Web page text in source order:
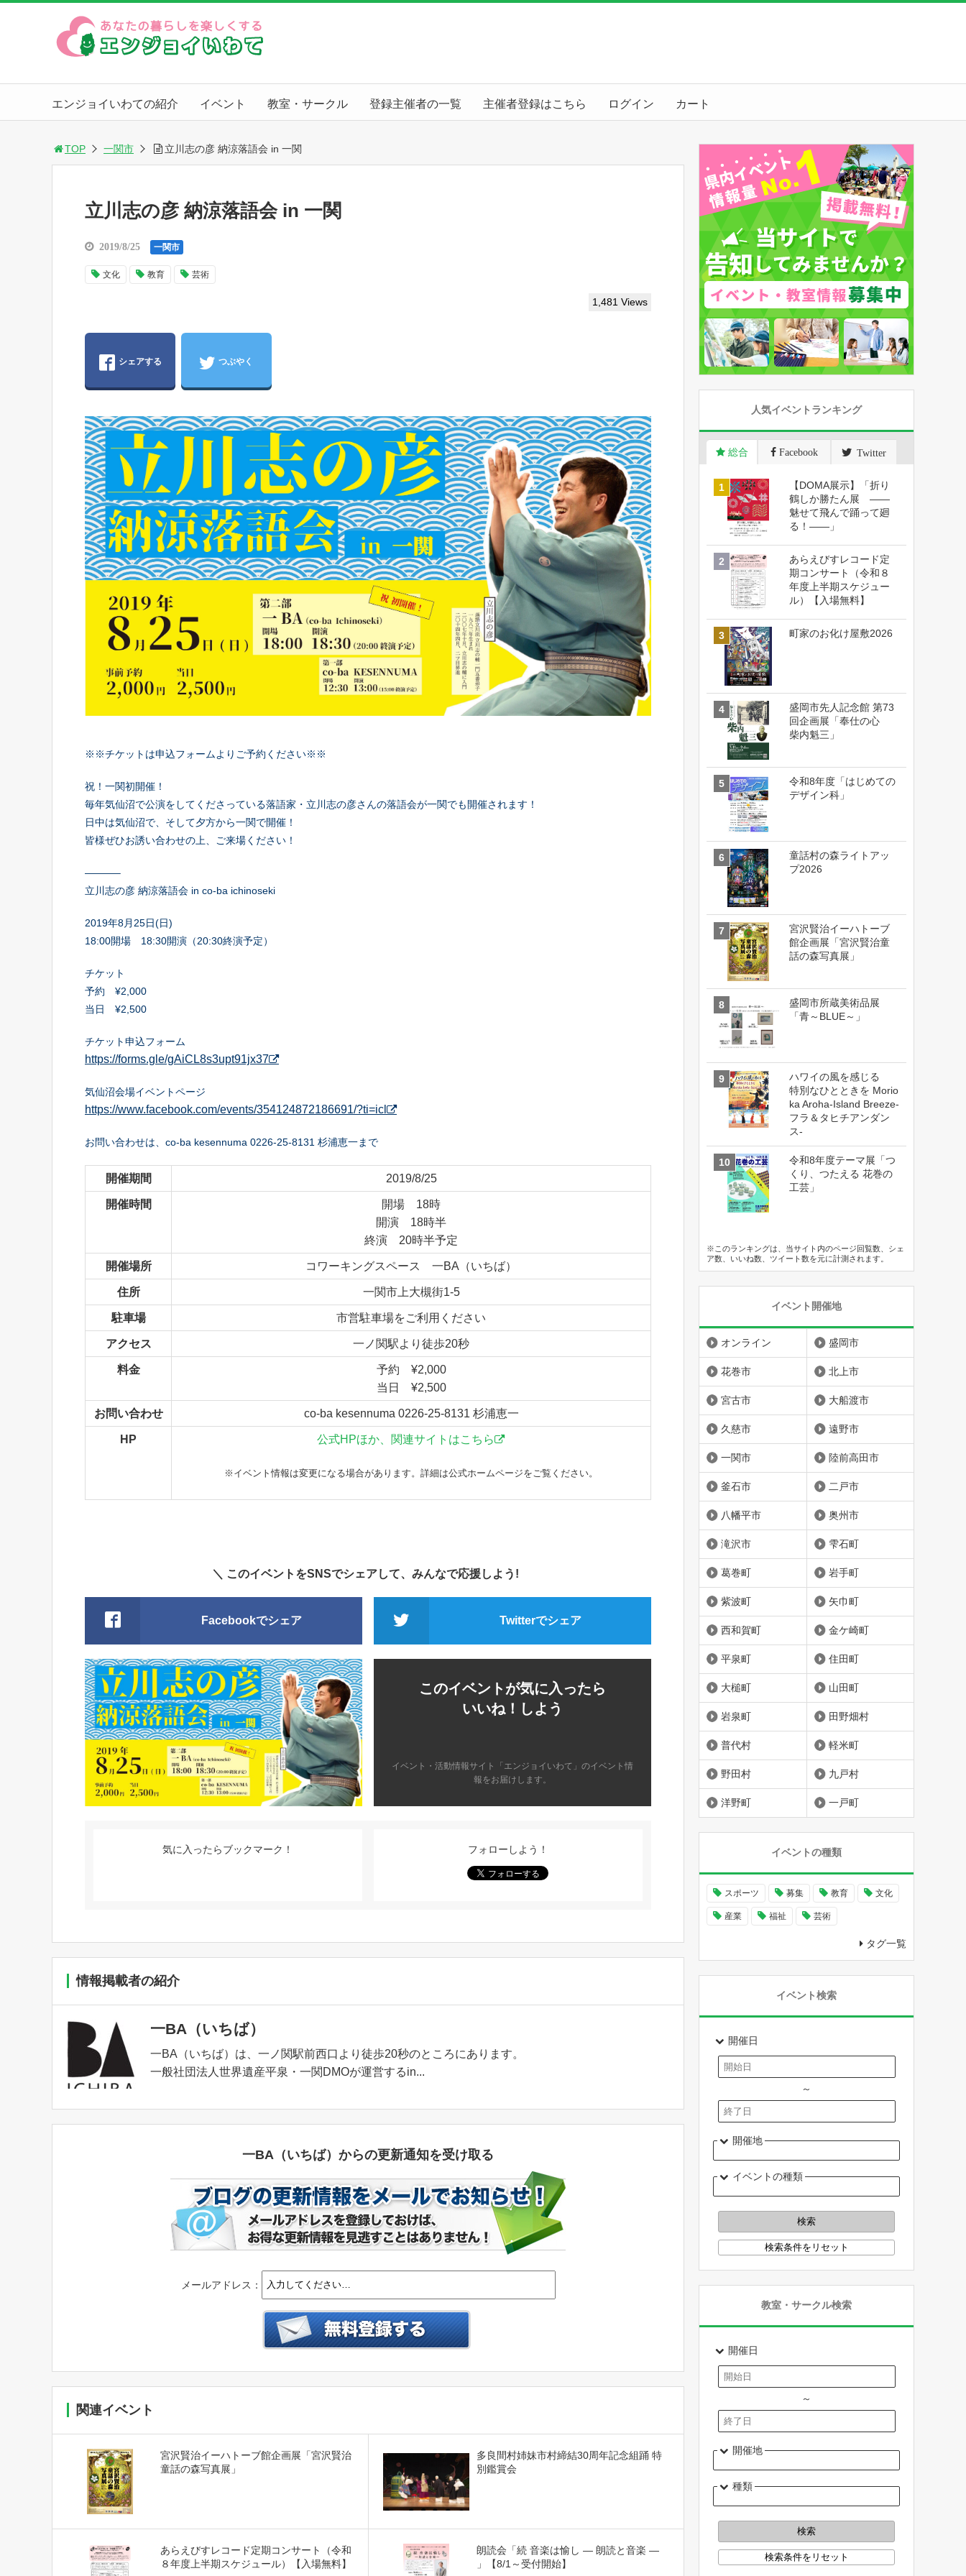
エンジョイいわての紹介 イベント 教室・サークル 登録主催者の一覧 主催者登録はこちら ログイン カート
TOP 一関市 立川志の彦 納涼落語会 in 一関
立川志の彦 納涼落語会 in 一関
2019/8/25 一関市
文化 教育 芸術
1,481 Views
シェアする つぶやく
※※チケットは申込フォームよりご予約ください※※
祝！一関初開催！
毎年気仙沼で公演をしてくださっている落語家・立川志の彦さんの落語会が一関でも開催されます！
日中は気仙沼で、そして夕方から一関で開催！
皆様ぜひお誘い合わせの上、ご来場ください！
———–
立川志の彦 納涼落語会 in co-ba ichinoseki
2019年8月25日(日)
18:00開場 18:30開演（20:30終演予定）
チケット
予約 ¥2,000
当日 ¥2,500
チケット申込フォーム
https://forms.gle/gAiCL8s3upt91jx37
気仙沼会場イベントページ
https://www.facebook.com/events/354124872186691/?ti=icl
お問い合わせは、co-ba kesennuma 0226-25-8131 杉浦恵一まで
開催期間 2019/8/25
開催時間
開場 18時
開演 18時半
終演 20時半予定
開催場所 コワーキングスペース 一BA（いちば）
住所 一関市上大槻街1-5
駐車場 市営駐車場をご利用ください
アクセス 一ノ関駅より徒歩20秒
料金
予約 ¥2,000
当日 ¥2,500
お問い合わせ co-ba kesennuma 0226-25-8131 杉浦恵一
HP 公式HPほか、関連サイトはこちら
※イベント情報は変更になる場合があります。詳細は公式ホームページをご覧ください。
＼ このイベントをSNSでシェアして、みんなで応援しよう!
Facebookでシェア Twitterでシェア
このイベントが気に入ったら
いいね！しよう
イベント・活動情報サイト「エンジョイいわて」のイベント情
報をお届けします。
気に入ったらブックマーク！ フォローしよう！
情報掲載者の紹介
一BA（いちば）
一BA（いちば）は、一ノ関駅前西口より徒歩20秒のところにあります。
一般社団法人世界遺産平泉・一関DMOが運営するin...
一BA（いちば）からの更新通知を受け取る
メールアドレス：
関連イベント
宮沢賢治イーハトーブ館企画展「宮沢賢治
童話の森写真展」
多良間村姉妹市村締結30周年記念組踊 特
別鑑賞会
あらえびすレコード定期コンサート（令和
８年度上半期スケジュール）【入場無料】
朗読会「続 音楽は愉し ― 朗読と音楽 ―
」【8/1～受付開始】
人気イベントランキング
総合 Facebook Twitter
【DOMA展示】「折り
鶴しか勝たん展 ――
魅せて飛んで踊って廻
る！――」
あらえびすレコード定
期コンサート（令和８
年度上半期スケジュー
ル）【入場無料】
町家のお化け屋敷2026
盛岡市先人記念館 第73
回企画展「奉仕の心
柴内魁三」
令和8年度「はじめての
デザイン科」
童話村の森ライトアッ
プ2026
宮沢賢治イーハトーブ
館企画展「宮沢賢治童
話の森写真展」
盛岡市所蔵美術品展
「青～BLUE～」
ハワイの風を感じる
特別なひとときを Morio
ka Aroha-Island Breeze-
フラ＆タヒチアンダン
ス-
令和8年度テーマ展「つ
くり、つたえる 花巻の
工芸」
※このランキングは、当サイト内のページ回覧数、シェ
ア数、いいね数、ツイート数を元に計測されます。
イベント開催地
オンライン 盛岡市
花巻市 北上市
宮古市 大船渡市
久慈市 遠野市
一関市 陸前高田市
釜石市 二戸市
八幡平市 奥州市
滝沢市 雫石町
葛巻町 岩手町
紫波町 矢巾町
西和賀町 金ケ崎町
平泉町 住田町
大槌町 山田町
岩泉町 田野畑村
普代村 軽米町
野田村 九戸村
洋野町 一戸町
イベントの種類
スポーツ 募集 教育 文化
産業 福祉 芸術
タグ一覧
イベント検索
開催日
～
開催地
イベントの種類
教室・サークル検索
開催日
～
開催地
種類